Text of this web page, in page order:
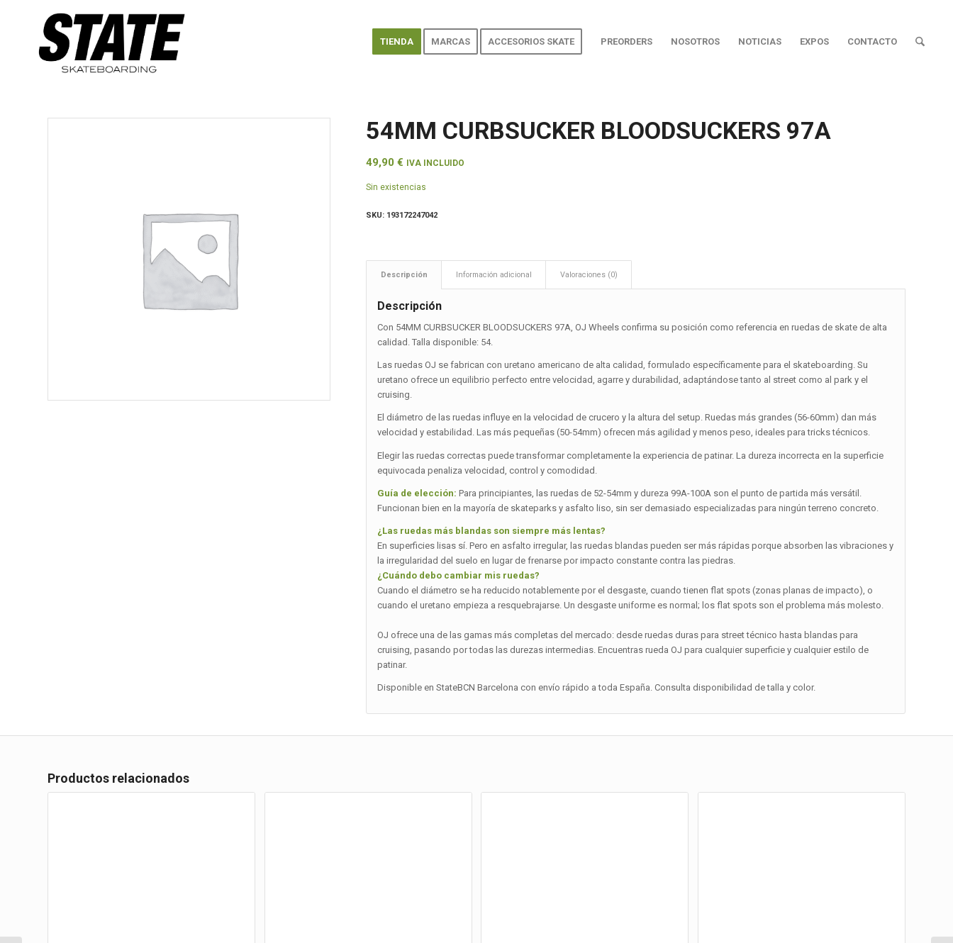
TIENDA MARCAS ACCESORIOS SKATE PREORDERS NOSOTROS NOTICIAS EXPOS CONTACTO
54MM CURBSUCKER BLOODSUCKERS 97A
49,90€ IVA INCLUIDO
Sin existencias
SKU: 193172247042
Descripción Información adicional Valoraciones (0)
Descripción
Con 54MM CURBSUCKER BLOODSUCKERS 97A, OJ Wheels confirma su posición como referencia en ruedas de skate de alta
calidad. Talla disponible: 54.
Las ruedas OJ se fabrican con uretano americano de alta calidad, formulado específicamente para el skateboarding. Su
uretano ofrece un equilibrio perfecto entre velocidad, agarre y durabilidad, adaptándose tanto al street como al park y el
cruising.
El diámetro de las ruedas influye en la velocidad de crucero y la altura del setup. Ruedas más grandes (56-60mm) dan más
velocidad y estabilidad. Las más pequeñas (50-54mm) ofrecen más agilidad y menos peso, ideales para tricks técnicos.
Elegir las ruedas correctas puede transformar completamente la experiencia de patinar. La dureza incorrecta en la superficie
equivocada penaliza velocidad, control y comodidad.
Guía de elección: Para principiantes, las ruedas de 52-54mm y dureza 99A-100A son el punto de partida más versátil.
Funcionan bien en la mayoría de skateparks y asfalto liso, sin ser demasiado especializadas para ningún terreno concreto.
¿Las ruedas más blandas son siempre más lentas?
En superficies lisas sí. Pero en asfalto irregular, las ruedas blandas pueden ser más rápidas porque absorben las vibraciones y
la irregularidad del suelo en lugar de frenarse por impacto constante contra las piedras.
¿Cuándo debo cambiar mis ruedas?
Cuando el diámetro se ha reducido notablemente por el desgaste, cuando tienen flat spots (zonas planas de impacto), o
cuando el uretano empieza a resquebrajarse. Un desgaste uniforme es normal; los flat spots son el problema más molesto.
OJ ofrece una de las gamas más completas del mercado: desde ruedas duras para street técnico hasta blandas para
cruising, pasando por todas las durezas intermedias. Encuentras rueda OJ para cualquier superficie y cualquier estilo de
patinar.
Disponible en StateBCN Barcelona con envío rápido a toda España. Consulta disponibilidad de talla y color.
Productos relacionados